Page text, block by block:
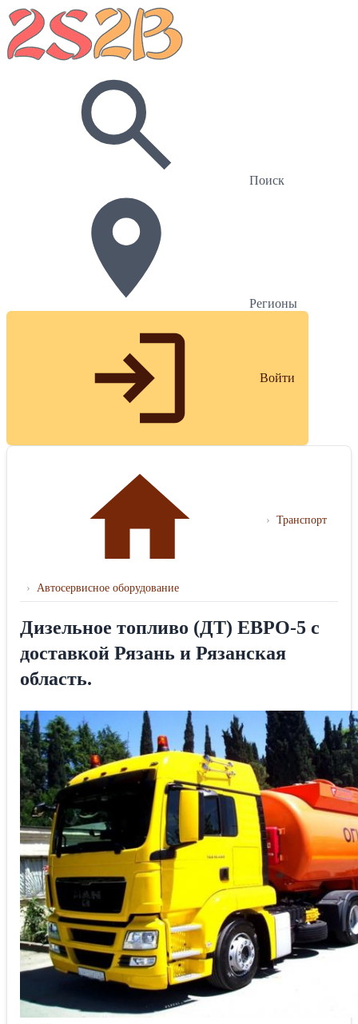
Поиск
Регионы
Войти
› Транспорт
› Автосервисное оборудование
Дизельное топливо (ДТ) ЕВРО-5 с
доставкой Рязань и Рязанская
область.